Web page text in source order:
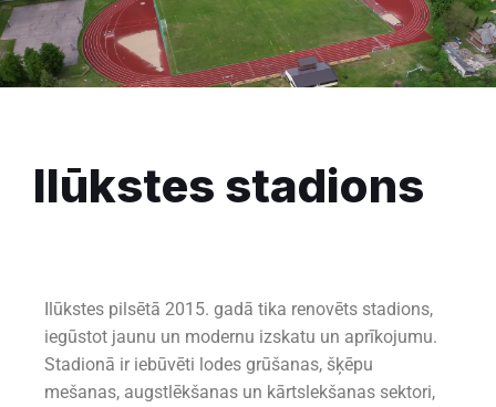
Ilūkstes stadions
Ilūkstes pilsētā 2015. gadā tika renovēts stadions,
iegūstot jaunu un modernu izskatu un aprīkojumu.
Stadionā ir iebūvēti lodes grūšanas, šķēpu
mešanas, augstlēkšanas un kārtslekšanas sektori,